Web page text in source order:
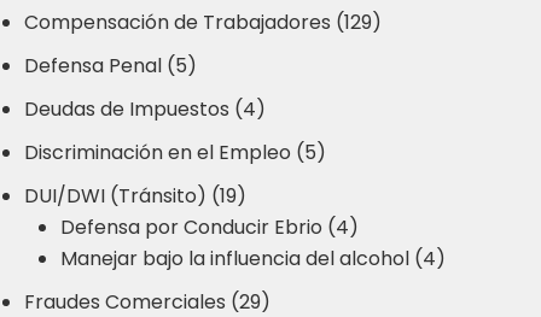
Compensación de Trabajadores (129)
Defensa Penal (5)
Deudas de Impuestos (4)
Discriminación en el Empleo (5)
DUI/DWI (Tránsito) (19)
Defensa por Conducir Ebrio (4)
Manejar bajo la influencia del alcohol (4)
Fraudes Comerciales (29)